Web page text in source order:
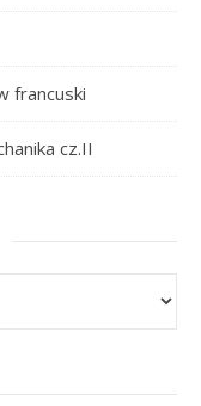
francuski
cz.II